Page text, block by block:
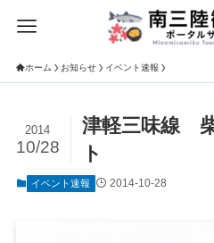
ホーム お知らせ イベント速報
津軽三味線
ト
2014
10/28
イベント速報 2014-10-28